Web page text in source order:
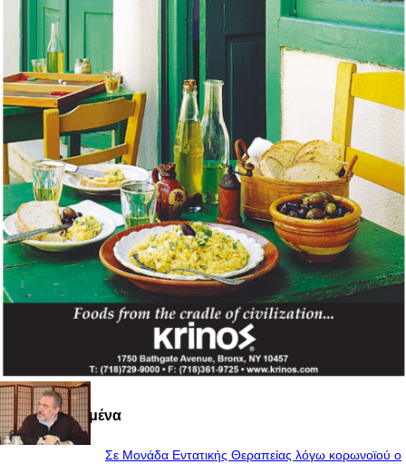
Πιο Διαβασμένα
Σε Μονάδα Εντατικής Θεραπείας λόγω κορωνοϊού ο